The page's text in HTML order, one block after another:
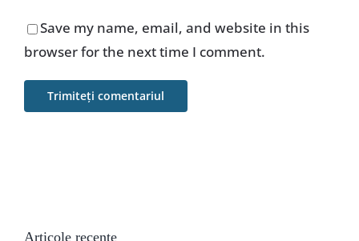
Save my name, email, and website in this
browser for the next time I comment.
Articole recente